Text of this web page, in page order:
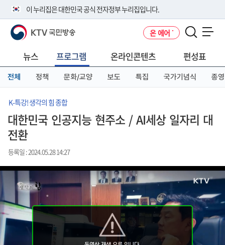
이 누리집은 대한민국 공식 전자정부 누리집입니다.
공식 누리집 주소 확인하기
니다.
이밖에 or.kr 또는 .kr등 다른 도메인 주소를 사용하고 있다면 아래 URL에
서 도메인 주소를 확인해 보세요
KTV 국민방송 온 에어
뉴스 프로그램 온라인콘텐츠 편성표
전체 정책 문화/교양 보도 특집 국가기념식 종영
K-특강! 생각의 힘 종합
대한민국 인공지능 현주소 / AI세상 일자리 대
전환
등록일 : 2024.05.28 14:27